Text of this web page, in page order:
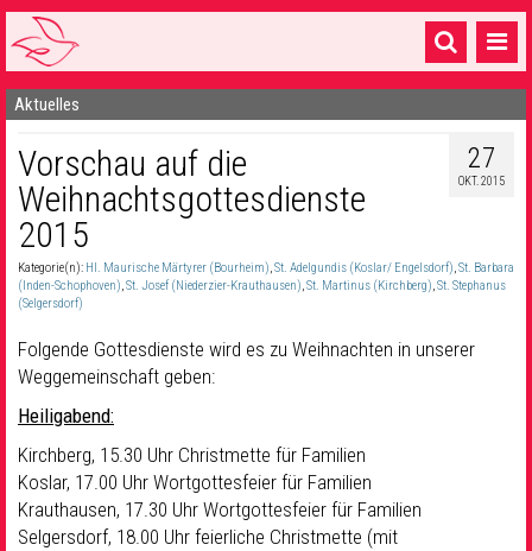
Startseite
1 Pfarrei
16 Gemeinden & mehr
Gottesdienste & Sinnsuche
Sakramente & Feste
Gemeinschaft & Soziales
Seelsorge & Kontakt
Aktuelles
27
OKT. 2015
Vorschau auf die
Weihnachtsgottesdienste
2015
Kategorie(n): Hl. Maurische Märtyrer (Bourheim),St. Adelgundis (Koslar/ Engelsdorf),St. Barbara
(Inden-Schophoven),St. Josef (Niederzier-Krauthausen),St. Martinus (Kirchberg),St. Stephanus
(Selgersdorf)
Folgende Gottesdienste wird es zu Weihnachten in unserer
Weggemeinschaft geben:
Heiligabend:
Kirchberg, 15.30 Uhr Christmette für Familien
Koslar, 17.00 Uhr Wortgottesfeier für Familien
Krauthausen, 17.30 Uhr Wortgottesfeier für Familien
Selgersdorf, 18.00 Uhr feierliche Christmette (mit